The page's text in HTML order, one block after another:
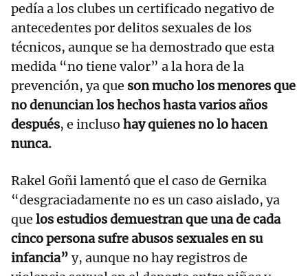
pedía a los clubes un certificado negativo de
antecedentes por delitos sexuales de los
técnicos, aunque se ha demostrado que esta
medida “no tiene valor” a la hora de la
prevención, ya que son mucho los menores que
no denuncian los hechos hasta varios años
después, e incluso hay quienes no lo hacen
nunca.
Rakel Goñi lamentó que el caso de Gernika
“desgraciadamente no es un caso aislado, ya
que los estudios demuestran que una de cada
cinco persona sufre abusos sexuales en su
infancia” y, aunque no hay registros de